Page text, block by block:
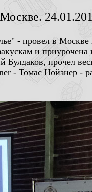
- провел в
и
Булдаков, прочел
- Томас Нойзнер -